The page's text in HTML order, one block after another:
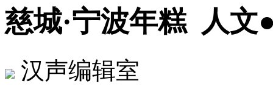
慈城·宁波年糕 人文
汉声编辑室